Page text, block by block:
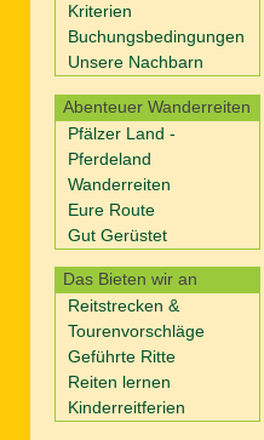
Kriterien
Buchungsbedingungen
Unsere Nachbarn
Abenteuer Wanderreiten
Pfälzer Land -
Pferdeland
Wanderreiten
Eure Route
Gut Gerüstet
Das Bieten wir an
Reitstrecken &
Tourenvorschläge
Geführte Ritte
Reiten lernen
Kinderreitferien